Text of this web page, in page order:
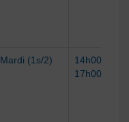
Mardi (1s/2)
14h00 –
1 7h00